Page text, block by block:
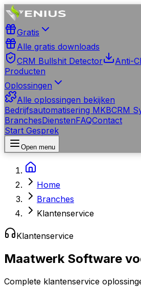
Gratis
Alle gratis downloads
CRM Bullshit Detector
Anti-
Producten
Oplossingen
Alle oplossingen bekijken
Bedrijfsautomatisering MKBCRM
BranchesDienstenFAQContact
Start Gesprek
Open menu
Home
Branches
Klantenservice
Klantenservice
Maatwerk Software
Complete klantenservice